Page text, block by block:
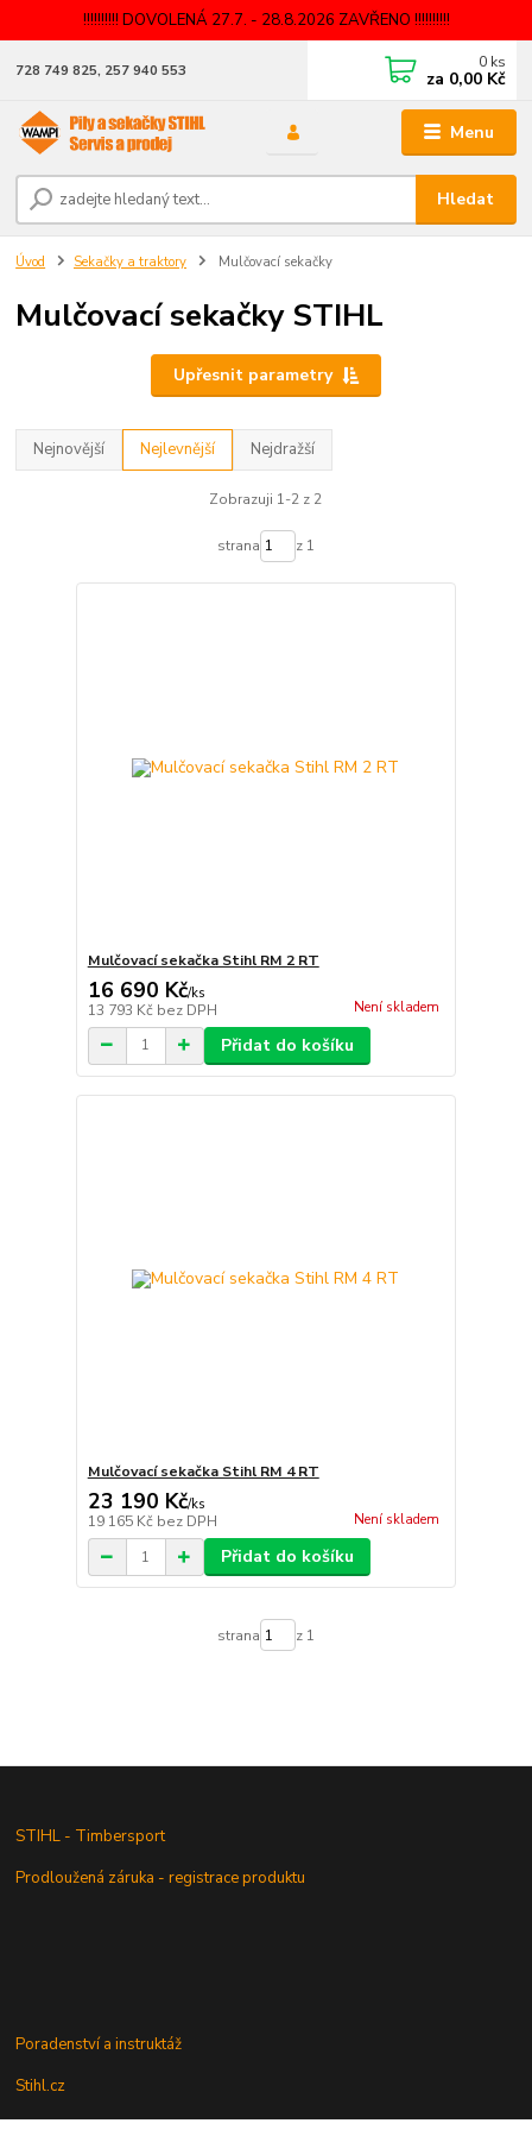
!!!!!!!!!! DOVOLENÁ 27.7. - 28.8.2026 ZAVŘENO !!!!!!!!!!
Menu
Hledat
728 749 825, 257 940 553 0 ks
za 0,00 Kč
Úvod Sekačky a traktory Mulčovací sekačky
Mulčovací sekačky STIHL
Upřesnit parametry
Nejnovější Nejlevnější Nejdražší
Zobrazuji 1-2 z 2
strana z 1
Mulčovací sekačka Stihl RM 2 RT
16 690 Kč/ks
13 793 Kč bez DPH Není skladem
Přidat do košíku
Mulčovací sekačka Stihl RM 4 RT
23 190 Kč/ks
19 165 Kč bez DPH Není skladem
Přidat do košíku
strana z 1
STIHL - Timbersport
Prodloužená záruka - registrace produktu
Poradenství a instruktáž
Stihl.cz